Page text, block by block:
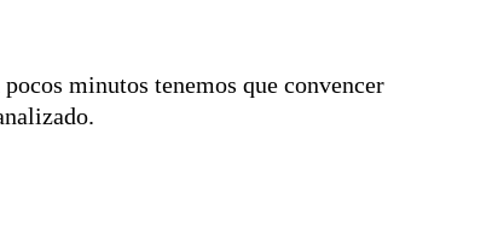
minutos tenemos que convencer